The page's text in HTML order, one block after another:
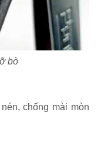
bò
chống mài mòn